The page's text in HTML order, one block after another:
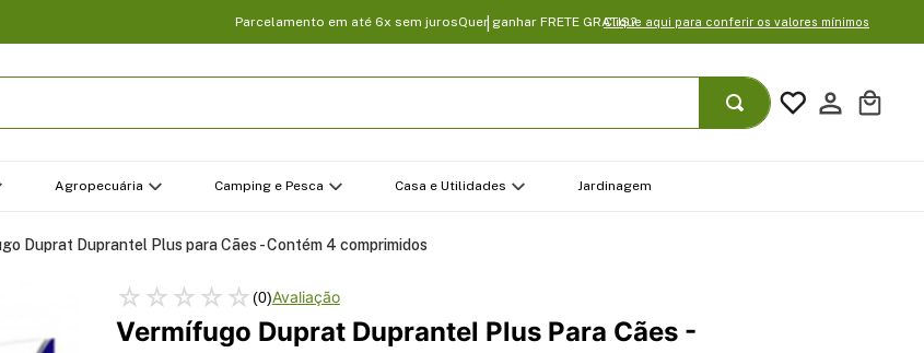
Parcelamento em até 6x sem jurosQuer ganhar FRETE GRATIS?Clique aqui para conferir os valores mínimos
Agropecuária Camping e Pesca Casa e Utilidades Jardinagem
Duprat Duprantel Plus para Cães - Contém 4 comprimidos
☆ ☆ ☆ ☆ ☆(0)
Vermífugo Duprat Duprantel Plus Para Cães -